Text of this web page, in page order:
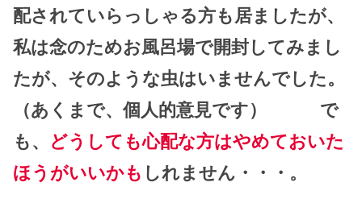
配されていらっしゃる方も居ましたが、
私は念のためお風呂場で開封してみまし
たが、そのような虫はいませんでした。
（あくまで、個人的意見です） で
も、
どうしても心配な方はやめておいた
ほうがいいかも しれません・・・。